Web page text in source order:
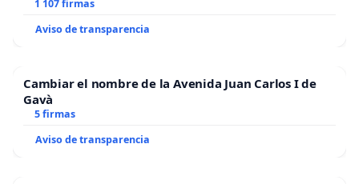
1 107 firmas
Aviso de transparencia
Cambiar el nombre de la Avenida Juan Carlos I de
Gavà
5 firmas
Aviso de transparencia